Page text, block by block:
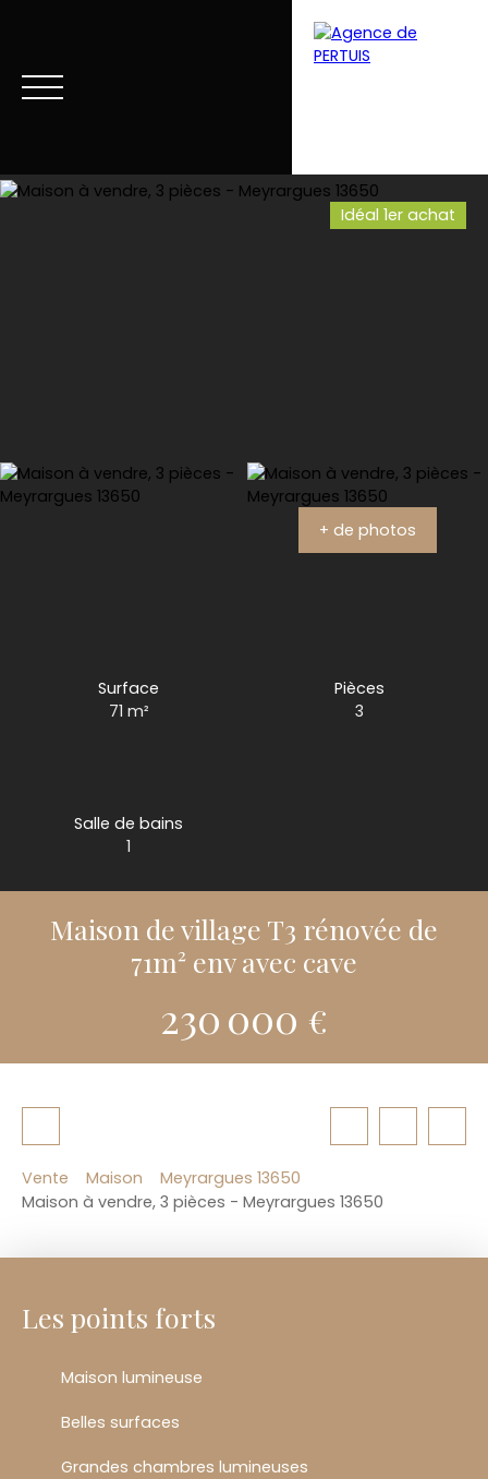
Idéal 1er achat
+ de photos
Surface
71 m²
Pièces
3
Salle de bains
1
Maison de village T3 rénovée de
71m² env avec cave
230 000 €
Vente Maison
Meyrargues 13650
Maison à vendre, 3 pièces - Meyrargues 13650
Les points forts
Maison lumineuse
Belles surfaces
Grandes chambres lumineuses